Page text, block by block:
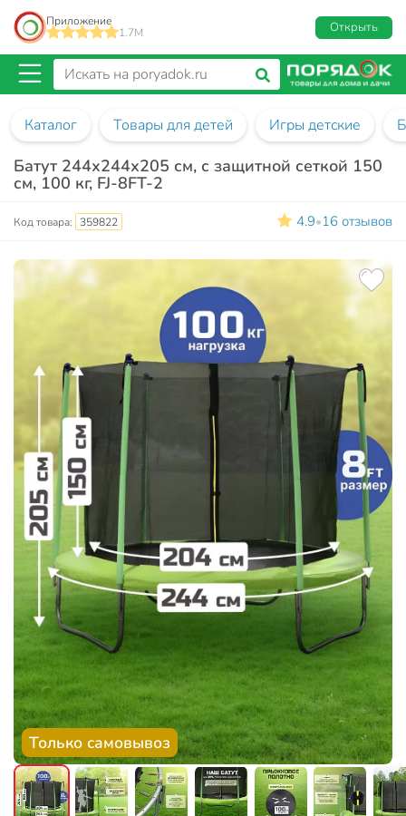
Приложение
1.7M
Открыть
Каталог Товары для детей Игры детские
Батут 244х244х205 см, с защитной сеткой 150
см, 100 кг, FJ-8FT-2
Код товара: 359822 4.9•16 отзывов
Только самовывоз